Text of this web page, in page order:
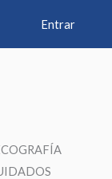
Entrar